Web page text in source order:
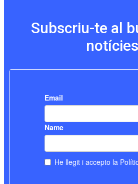
Subscriu-te al
notícies